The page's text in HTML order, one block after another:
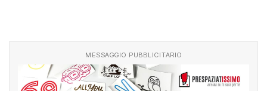
MESSAGGIO PUBBLICITARIO